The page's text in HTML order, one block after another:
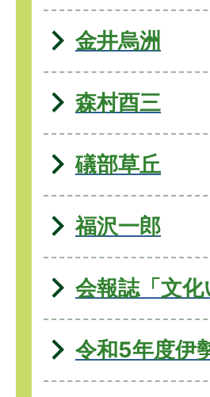
金井烏洲
森村酉三
礒部草丘
福沢一郎
会報誌「文
令和5年度伊